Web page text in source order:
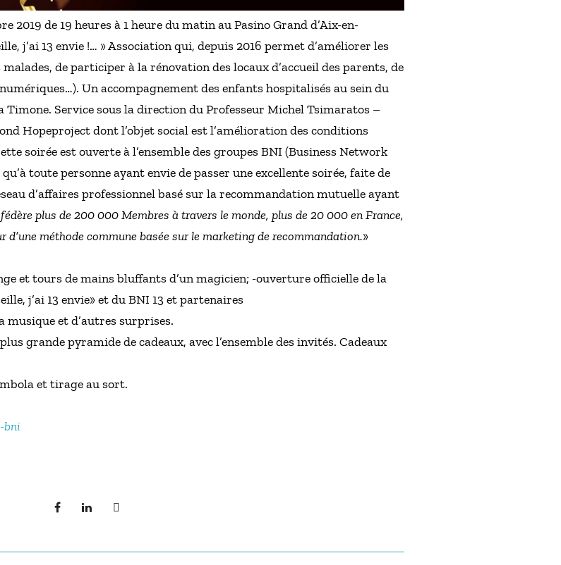
2019 de 19 heures à 1 heure du matin au Pasino Grand d’Aix-en-
j’ai 13 envie !… » Association qui, depuis 2016 permet d’améliorer les
de participer à la rénovation des locaux d’accueil des parents, de
Un accompagnement des enfants hospitalisés au sein du
Service sous la direction du Professeur Michel Tsimaratos –
Hopeproject dont l’objet social est l’amélioration des conditions
soirée est ouverte à l’ensemble des groupes BNI (Business Network
toute personne ayant envie de passer une excellente soirée, faite de
d’affaires professionnel basé sur la recommandation mutuelle ayant
plus de 200 000 Membres à travers le monde, plus de 20 000 en France,
méthode commune basée sur le marketing de recommandation.»
et tours de mains bluffants d’un magicien; -ouverture officielle de la
j’ai 13 envie» et du BNI 13 et partenaires
et d’autres surprises.
grande pyramide de cadeaux, avec l’ensemble des invités. Cadeaux
et tirage au sort.
bni